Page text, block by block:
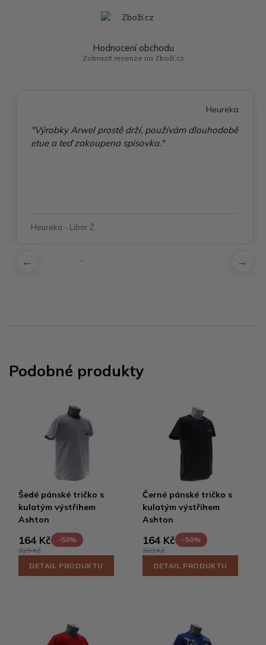
Hodnocení obchodu
Zobrazit recenze na Zboží.cz
Heureka
"Výrobky Arwel prostě drží, používám dlouhodobě
etue a teď zakoupena spisovka."
Heureka - Libor Ž.
Podobné produkty
Šedé pánské tričko s
kulatým výstřihem
Ashton
164 Kč
-50%
329 Kč
DETAIL PRODUKTU
Černé pánské tričko s
kulatým výstřihem
Ashton
164 Kč
-50%
329 Kč
DETAIL PRODUKTU